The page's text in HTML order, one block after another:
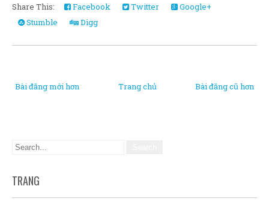
Share This: Facebook Twitter
Google+
Stumble
Digg
Bài đăng mới hơn Bài đăng cũ hơn
Trang chủ
TRANG